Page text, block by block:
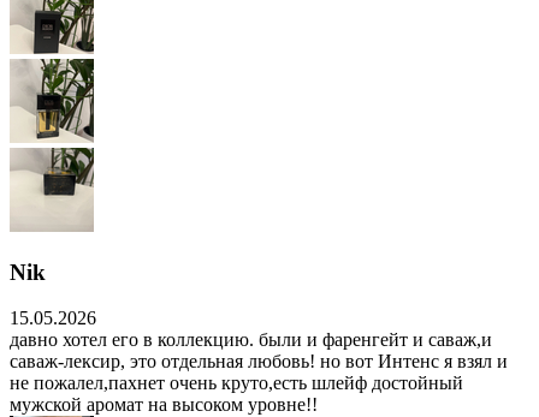
Nik
15.05.2026
давно хотел его в коллекцию. были и фаренгейт и саваж,и
саваж-лексир, это отдельная любовь! но вот Интенс я взял и
не пожалел,пахнет очень круто,есть шлейф достойный
мужской аромат на высоком уровне!!